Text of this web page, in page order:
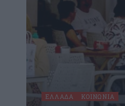
ΕΛΛΆΔΑ ΚΟΙΝΩΝΊΑ